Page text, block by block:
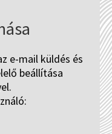
e-mail küldés és
beállítása